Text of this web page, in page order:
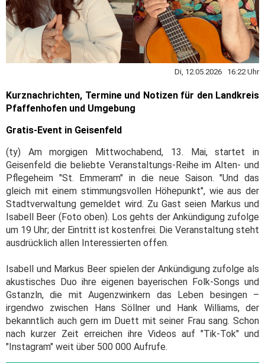
Di, 12.05.2026 16:22 Uhr
Kurznachrichten, Termine und Notizen für den Landkreis
Pfaffenhofen und Umgebung
Gratis-Event in Geisenfeld
(ty) Am morgigen Mittwochabend, 13. Mai, startet in
Geisenfeld die beliebte Veranstaltungs-Reihe im Alten- und
Pflegeheim "St. Emmeram" in die neue Saison. "Und das
gleich mit einem stimmungsvollen Höhepunkt", wie aus der
Stadtverwaltung gemeldet wird. Zu Gast seien Markus und
Isabell Beer (Foto oben). Los gehts der Ankündigung zufolge
um 19 Uhr; der Eintritt ist kostenfrei. Die Veranstaltung steht
ausdrücklich allen Interessierten offen.
Isabell und Markus Beer spielen der Ankündigung zufolge als
akustisches Duo ihre eigenen bayerischen Folk-Songs und
Gstanzln, die mit Augenzwinkern das Leben besingen –
irgendwo zwischen Hans Söllner und Hank Williams, der
bekanntlich auch gern im Duett mit seiner Frau sang. Schon
nach kurzer Zeit erreichen ihre Videos auf "Tik-Tok" und
"Instagram" weit über 500 000 Aufrufe.